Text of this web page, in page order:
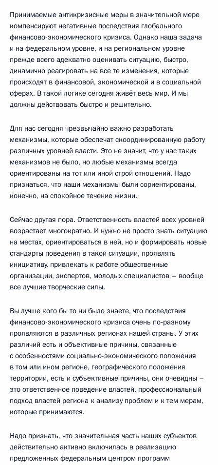
Принимаемые антикризисные меры в значительной мере
компенсируют негативные последствия глобального
финансово-экономического кризиса. Однако наша задача
и на федеральном уровне, и на региональном уровне
прежде всего адекватно оценивать ситуацию, быстро,
динамично реагировать на все те изменения, которые
происходят в финансовой, экономической и в социальной
сферах. В такой логике сегодня живёт весь мир. И мы
должны действовать быстро и решительно.
Для нас сегодня чрезвычайно важно разработать
механизмы, которые обеспечат скоординированную работу
различных уровней власти. Это не значит, что у нас таких
механизмов не было, но любые механизмы всегда
ориентированы на тот или иной строй отношений. Надо
признаться, что наши механизмы были сориентированы,
конечно, на спокойное течение жизни.
Сейчас другая пора. Ответственность властей всех уровней
возрастает многократно. И нужно не просто знать ситуацию
на местах, ориентироваться в ней, но и формировать новые
стандарты поведения в такой ситуации, проявлять
инициативу, привлекать к работе общественные
организации, экспертов, молодых специалистов – вообще
все лучшие творческие силы.
Вы лучше кого бы то ни было знаете, что последствия
финансово-экономического кризиса очень по‑разному
проявляются в различных регионах нашей страны. У этих
различий есть и объективные причины, связанные
с особенностями социально-экономического положения
в том или ином регионе, географического положения
территории, есть и субъективные причины, они очевидны –
это ответственное поведение властей, профессиональный
подход властей региона к анализу проблем и к тем мерам,
которые принимаются.
Надо признать, что значительная часть наших субъектов
действительно активно включилась в реализацию
предложенных федеральным центром программ